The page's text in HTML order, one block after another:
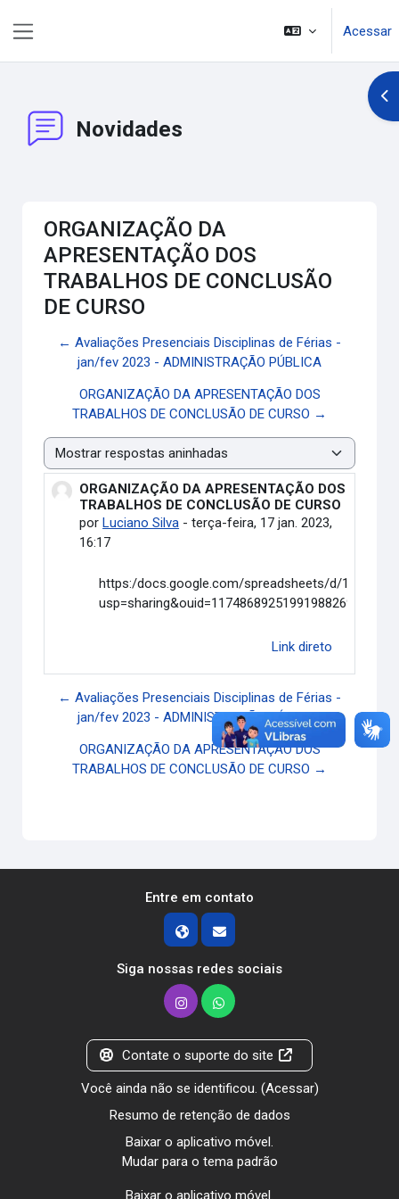
Acessar
Novidades
ORGANIZAÇÃO DA
APRESENTAÇÃO DOS
TRABALHOS DE CONCLUSÃO
DE CURSO
← Avaliações Presenciais Disciplinas de Férias -
jan/fev 2023 - ADMINISTRAÇÃO PÚBLICA
ORGANIZAÇÃO DA APRESENTAÇÃO DOS
TRABALHOS DE CONCLUSÃO DE CURSO →
Modo de visualização
ORGANIZAÇÃO DA APRESENTAÇÃO DOS
TRABALHOS DE CONCLUSÃO DE CURSO
porLuciano Silva -terça-feira, 17 jan. 2023,
16:17
Número de respostas: 0
https:/docs.google.com/spreadsheets/d/
Link direto
← Avaliações Presenciais Disciplinas de Férias -
jan/fev 2023 - ADMINISTRAÇÃO PÚBLICA
ORGANIZAÇÃO DA APRESENTAÇÃO DOS
TRABALHOS DE CONCLUSÃO DE CURSO →
Entre em contato
Siga nossas redes sociais
Contate o suporte do site
Você ainda não se identificou. (Acessar)
Resumo de retenção de dados
Baixar o aplicativo móvel.
Mudar para o tema padrão
Baixar o aplicativo móvel.